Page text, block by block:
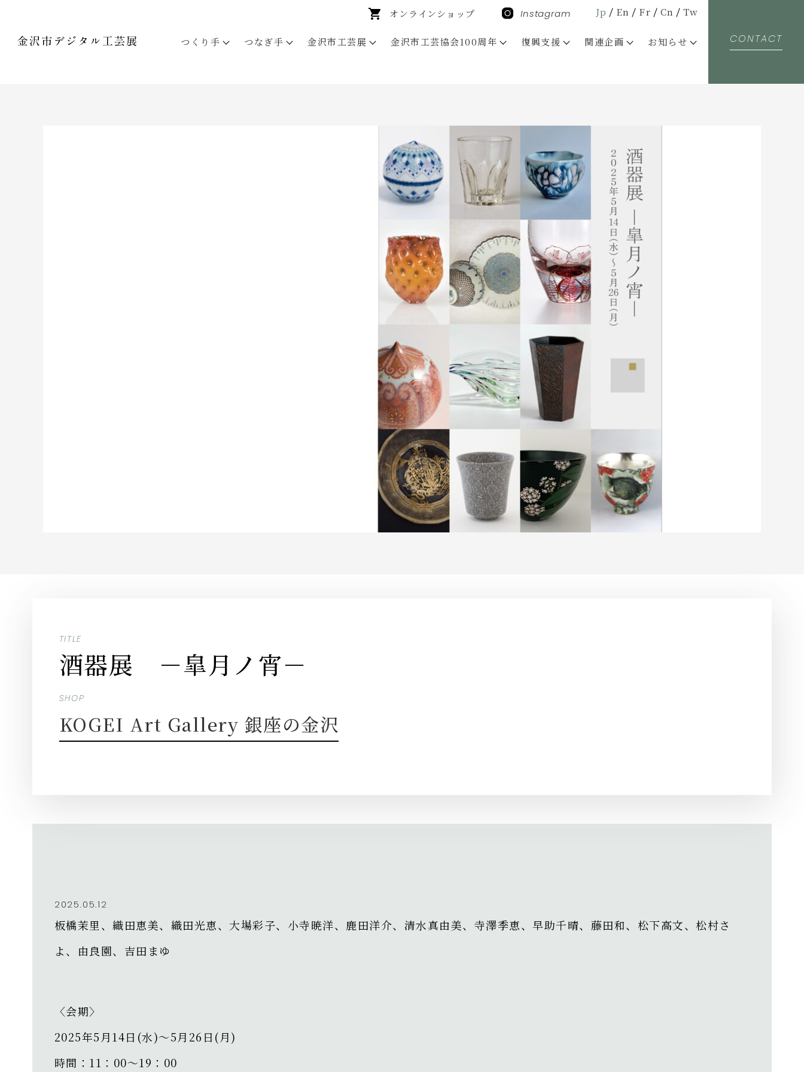
Jp En Fr Cn Tw
Instagram
オンラインショップ
CONTACT
つくり手 つなぎ手 金沢市工芸展 金沢市工芸協会100周年 復興支援 関連企画 お知らせ
TITLE
酒器展 －皐月ノ宵－
SHOP
KOGEI Art Gallery 銀座の金沢
2025.05.12
板橋茉里、織田恵美、織田光恵、大場彩子、小寺暁洋、鹿田洋介、清水真由美、寺澤季恵、早助千晴、藤田和、松下高文、松村さ
よ、由良園、吉田まゆ
〈会期〉
2025年5月14日(水)～5月26日(月)⁡
時間：11：00～19：00 ⁡